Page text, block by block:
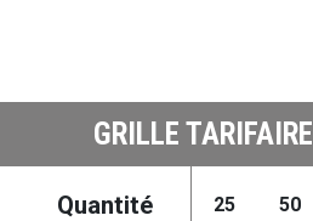
GRILLE TARIFAIRE
Quantité 25 50